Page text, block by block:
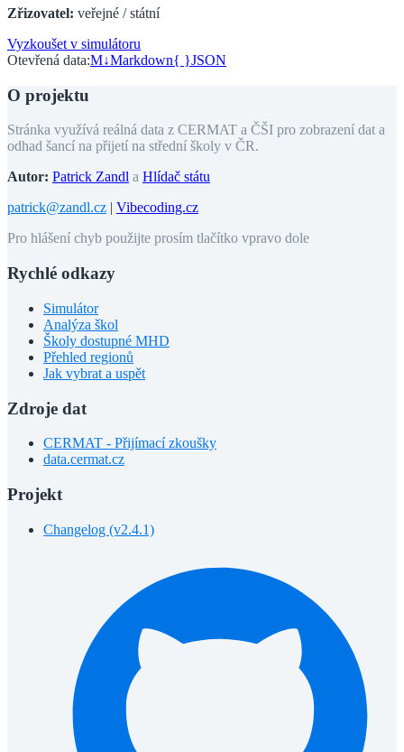
Zřizovatel: veřejné / státní
Vyzkoušet v simulátoru
Otevřená data:M↓Markdown{ }JSON
O projektu
Stránka využívá reálná data z CERMAT a ČŠI pro zobrazení dat a
odhad šancí na přijetí na střední školy v ČR.
Autor: Patrick Zandl a Hlídač státu
patrick@zandl.cz
Vibecoding.cz
Pro hlášení chyb použijte prosím tlačítko vpravo dole
Rychlé odkazy
Simulátor
Analýza škol
Školy dostupné MHD
Přehled regionů
Jak vybrat a uspět
Zdroje dat
CERMAT - Přijímací zkoušky
data.cermat.cz
Projekt
Changelog (v2.4.1)